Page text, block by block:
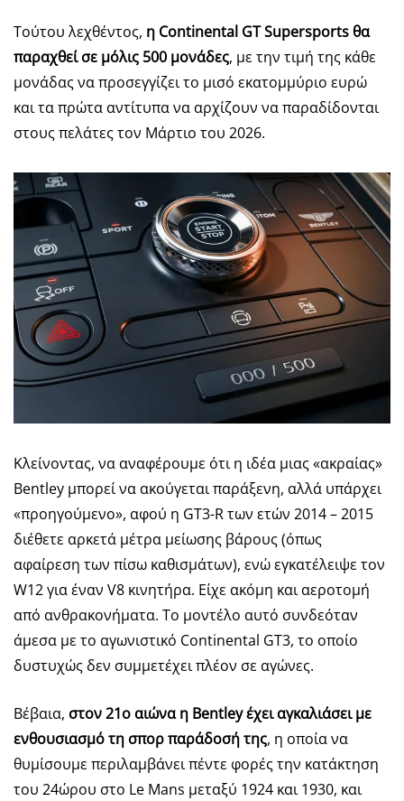
Τούτου λεχθέντος, η Continental GT Supersports θα
παραχθεί σε μόλις 500 μονάδες, με την τιμή της κάθε
μονάδας να προσεγγίζει το μισό εκατομμύριο ευρώ
και τα πρώτα αντίτυπα να αρχίζουν να παραδίδονται
στους πελάτες τον Μάρτιο του 2026.
Κλείνοντας, να αναφέρουμε ότι η ιδέα μιας «ακραίας»
Bentley μπορεί να ακούγεται παράξενη, αλλά υπάρχει
«προηγούμενο», αφού η GT3-R των ετών 2014 – 2015
διέθετε αρκετά μέτρα μείωσης βάρους (όπως
αφαίρεση των πίσω καθισμάτων), ενώ εγκατέλειψε τον
W12 για έναν V8 κινητήρα. Είχε ακόμη και αεροτομή
από ανθρακονήματα. Το μοντέλο αυτό συνδεόταν
άμεσα με το αγωνιστικό Continental GT3, το οποίο
δυστυχώς δεν συμμετέχει πλέον σε αγώνες.
Βέβαια, στον 21ο αιώνα η Bentley έχει αγκαλιάσει με
ενθουσιασμό τη σπορ παράδοσή της, η οποία να
θυμίσουμε περιλαμβάνει πέντε φορές την κατάκτηση
του 24ώρου στο Le Mans μεταξύ 1924 και 1930, και